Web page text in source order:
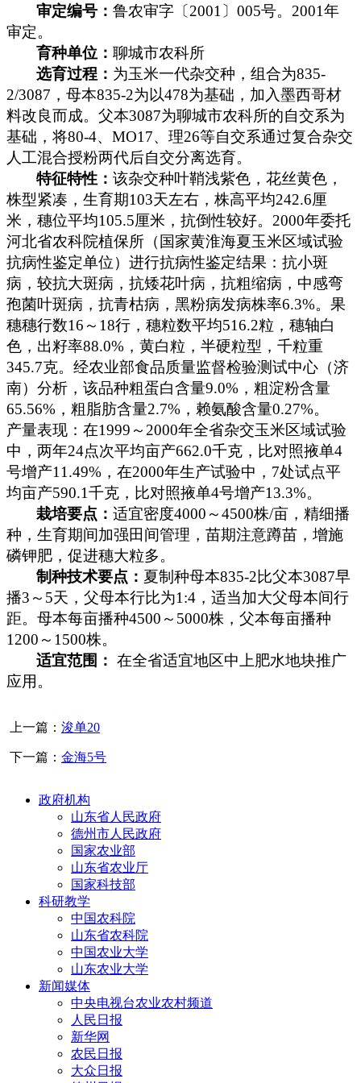
审定编号：鲁农审字〔 2001 〕005号。 2001年
审定。
育种单位：聊城市农科所
选育过程： 为玉米一代杂交种，组合为835-
2/3087 ，母本835-2为以478为基础，加入墨西哥材
料改良而成。父本3087为聊城市农科所的自交系为
基础，将80-4、 MO17、理26等自交系通过复合杂交
人工混合授粉两代后自交分离选育。
特征特性：该杂交种叶鞘浅紫色，花丝黄色，
株型紧凑，生育期103天左右，株高平均242.6厘
米 ，穗位平均105.5厘米 ，抗倒性较好。 2000年委托
河北省农科院植保所（国家黄淮海夏玉米区域试验
抗病性鉴定单位）进行抗病性鉴定结果：抗小斑
病，较抗大斑病，抗矮花叶病，抗粗缩病，中感弯
孢菌叶斑病，抗青枯病，黑粉病发病株率6.3%。果
穗穗行数16 ～ 18行，穗粒数平均516.2粒，穗轴白
色，出籽率88.0% ，黄白粒，半硬粒型，千粒重
345.7克。经农业部食品质量监督检验测试中心（济
南）分析，该品种粗蛋白含量9.0% ，粗淀粉含量
65.56% ，粗脂肪含量2.7% ，赖氨酸含量0.27%。
产量表现：在1999 ～ 2000年全省杂交玉米区域试验
中，两年24点次平均亩产662.0千克 ，比对照掖单4
号增产11.49% ，在2000年生产试验中， 7处试点平
均亩产590.1千克 ，比对照掖单4号增产13.3%。
栽培要点：适宜密度4000 ～4500株/亩，精细播
种，生育期间加强田间管理，苗期注意蹲苗，增施
磷钾肥，促进穗大粒多。
制种技术要点： 夏制种母本835-2比父本3087早
播3 ～ 5天，父母本行比为1:4 ，适当加大父母本间行
距。母本每亩播种4500 ～ 5000株，父本每亩播种
1200 ～ 1500株。
适宜范围： 在全省适宜地区中上肥水地块推广
应用。
上一篇： 浚单20
下一篇： 金海5号
政府机构
山东省人民政府
德州市人民政府
国家农业部
山东省农业厅
国家科技部
科研教学
中国农科院
山东省农科院
中国农业大学
山东农业大学
新闻媒体
中央电视台农业农村频道
人民日报
新华网
农民日报
大众日报